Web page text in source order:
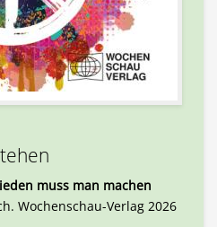
muss man machen
Wochenschau-Verlag 2026